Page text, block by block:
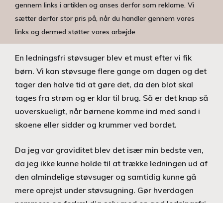
gennem links i artiklen og anses derfor som reklame. Vi
sætter derfor stor pris på, når du handler gennem vores
links og dermed støtter vores arbejde
En ledningsfri støvsuger blev et must efter vi fik
børn. Vi kan støvsuge flere gange om dagen og det
tager den halve tid at gøre det, da den blot skal
tages fra strøm og er klar til brug. Så er det knap så
uoverskueligt, når børnene komme ind med sand i
skoene eller sidder og krummer ved bordet.
Da jeg var graviditet blev det især min bedste ven,
da jeg ikke kunne holde til at trække ledningen ud af
den almindelige støvsuger og samtidig kunne gå
mere oprejst under støvsugning. Gør hverdagen